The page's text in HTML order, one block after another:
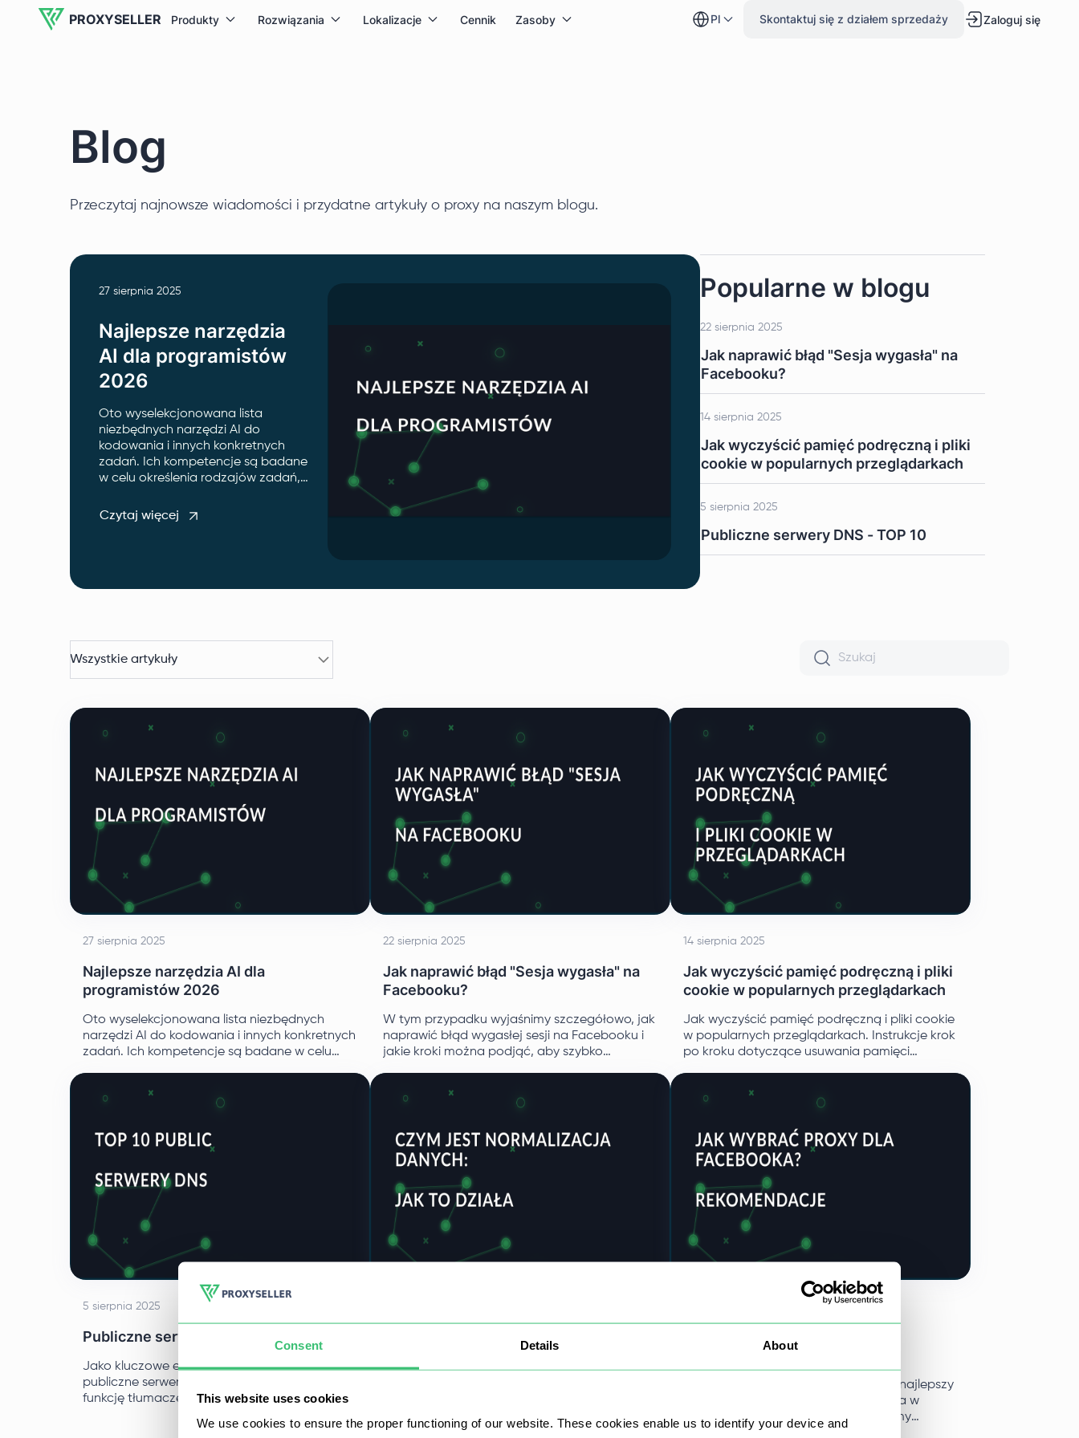
Consent Details About
This website uses cookies
We use cookies to ensure the proper functioning of our website. These cookies enable us to identify your device and
PROXYSELLER Produkty Rozwiązania Lokalizacje Cennik Zasoby pl Skontaktuj się z działem sprzedaży Zaloguj się
Blog
Przeczytaj najnowsze wiadomości i przydatne artykuły o proxy na naszym blogu.
27 sierpnia 2025
Najlepsze narzędzia
AI dla programistów
2026
Oto wyselekcjonowana lista
niezbędnych narzędzi AI do
kodowania i innych konkretnych
zadań. Ich kompetencje są badane
w celu określenia rodzajów zadań,
Czytaj więcej
Popularne w blogu
22 sierpnia 2025
Jak naprawić błąd "Sesja wygasła" na
Facebooku?
14 sierpnia 2025
Jak wyczyścić pamięć podręczną i pliki
cookie w popularnych przeglądarkach
5 sierpnia 2025
Publiczne serwery DNS - TOP 10
Wszystkie artykuły
27 sierpnia 2025
Najlepsze narzędzia AI dla
programistów 2026
Oto wyselekcjonowana lista niezbędnych
narzędzi AI do kodowania i innych konkretnych
zadań. Ich kompetencje są badane w celu
22 sierpnia 2025
Jak naprawić błąd "Sesja wygasła" na
Facebooku?
W tym przypadku wyjaśnimy szczegółowo, jak
naprawić błąd wygasłej sesji na Facebooku i
jakie kroki można podjąć, aby szybko
14 sierpnia 2025
Jak wyczyścić pamięć podręczną i pliki
cookie w popularnych przeglądarkach
Jak wyczyścić pamięć podręczną i pliki cookie
w popularnych przeglądarkach. Instrukcje krok
po kroku dotyczące usuwania pamięci
5 sierpnia 2025
Publiczne serwery DNS - TOP 10
Jako kluczowe elementy infrastruktury,
publiczne serwery DNS pełnią zasadniczą
funkcję tłumaczenia nazw domen na
użytkownikom w Internecie dostęp do
omówienie jej podstawowych typów i opisanie
zasad wraz z przykładami zastosowań.
Facebooka? Rekomendacje
W tym artykule dowiemy się, jaki jest najlepszy
serwer proxy dla Facebooka, jego rola w
efektywnym korzystaniu z tej platformy
społecznościowej oraz wskazówki, które